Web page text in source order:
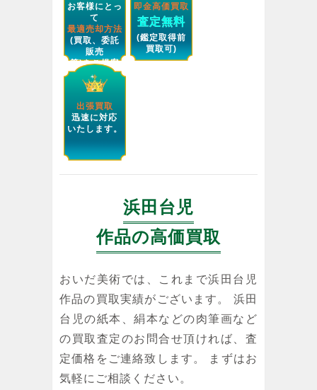
お客様にとっ
て
最適売却方法
(買取、委託
販売
等)をご提案
します。
即金高価買取
査定無料
(鑑定取得前
買取可)
出張買取
迅速に対応
いたします。
浜田台児
作品の高価買取
おいだ美術では、これまで浜田台児
作品の買取実績がございます。 浜田
台児の紙本、絹本などの肉筆画など
の買取査定のお問合せ頂ければ、査
定価格をご連絡致します。 まずはお
気軽にご相談ください。